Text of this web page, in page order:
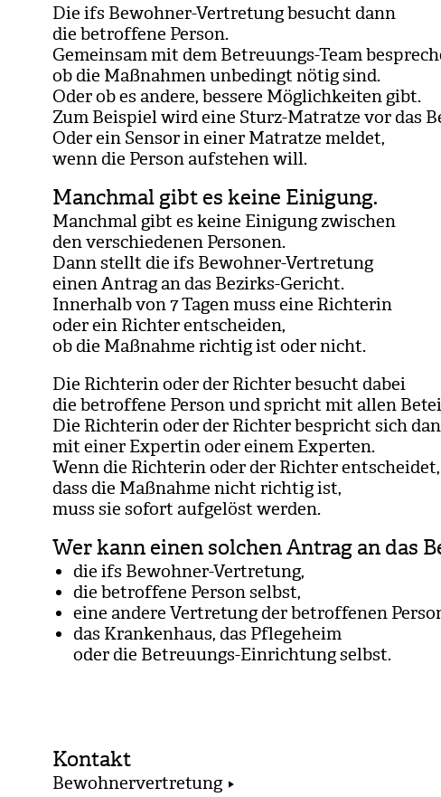
Die ifs Bewoh­ner-Ver­tre­tung besucht dann
die betrof­fene Per­son.
Gemein­sam mit dem Betreu­ungs-Team
ob die Maß­nah­men unbe­dingt nötig sind.
Oder ob es andere, bes­sere Mög­lich­kei­ten gibt.
Zum Bei­spiel wird eine Sturz-Matratze vor das
Oder ein Sen­sor in einer Matratze mel­det,
wenn die Per­son auf­ste­hen will.
Manchmal gibt es keine Einigung.
Manch­mal gibt es keine Eini­gung zwi­schen
den ver­schie­de­nen Per­so­nen.
Dann stellt die ifs Bewoh­ner-Ver­tre­tung
einen Antrag an das Bezirks-Gericht.
Inner­halb von 7 Tagen muss eine Rich­te­rin
oder ein Rich­ter ent­schei­den,
ob die Maß­nahme rich­tig ist oder nicht.
Die Rich­te­rin oder der Rich­ter besucht dabei
die betrof­fene Per­son und spricht mit allen
Die Rich­te­rin oder der Rich­ter bespricht sich
mit einer Exper­tin oder einem Exper­ten.
Wenn die Rich­te­rin oder der Rich­ter ent­schei­det,
dass die Maß­nahme nicht rich­tig ist,
muss sie sofort auf­ge­löst wer­den.
Wer kann einen solchen Antrag an das
die ifs Bewoh­ner-Ver­tre­tung,
die betrof­fene Per­son selbst,
eine andere Ver­tre­tung der betrof­fe­nen
das Kran­ken­haus, das Pfle­ge­heim
oder die Betreu­ungs-Ein­rich­tung selbst.
Kontakt
Bewohnervertretung